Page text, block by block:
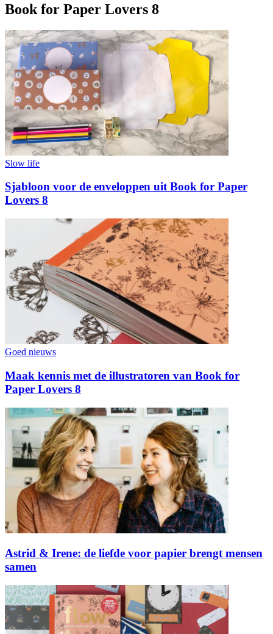
Book for Paper Lovers 8
Slow life
Sjabloon voor de enveloppen uit Book for Paper
Lovers 8
Goed nieuws
Maak kennis met de illustratoren van Book for
Paper Lovers 8
Astrid & Irene: de liefde voor papier brengt mensen
samen